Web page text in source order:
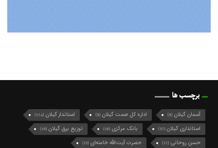
برچسب ها
آسمان گیلان (9) اداره کل صمت گیلان (9) استاندار گیلان (124)
استانداری گیلان (32) بانک مرکزی (19) توزیع برق گیلان (10)
حسن روحانی (12) حضرت آیت‌الله خامنه‌ای (15)